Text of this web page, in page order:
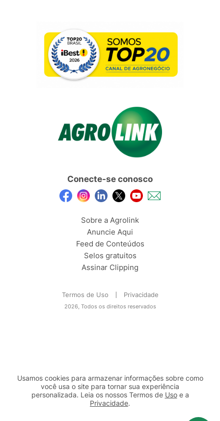
Conecte-se conosco
Sobre a Agrolink
Anuncie Aqui
Feed de Conteúdos
Selos gratuitos
Assinar Clipping
Termos de Uso Privacidade
2026, Todos os direitos reservados
Usamos cookies para armazenar informações sobre como
você usa o site para tornar sua experiência
personalizada. Leia os nossos Termos de Usoe a
Privacidade.